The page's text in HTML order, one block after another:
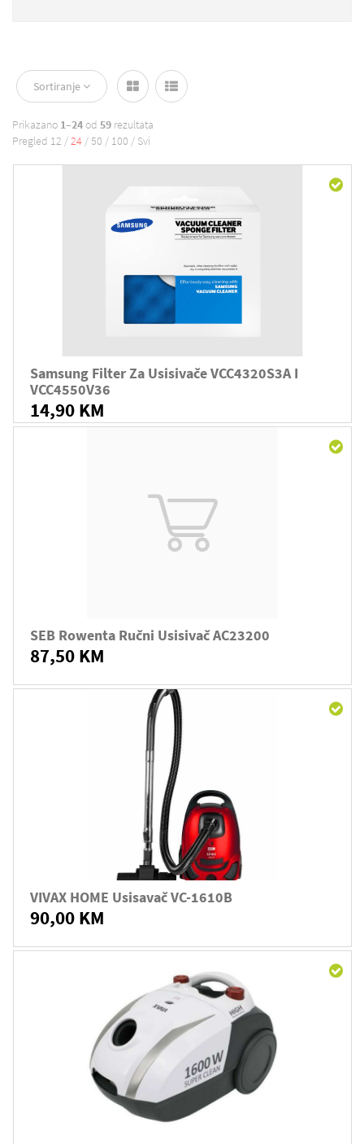
Sortiranje
Prikazano 1–24 od 59 rezultata
Pregled 12 /24 /50 / 100 / Svi
Samsung Filter Za Usisivače VCC4320S3A I
VCC4550V36
14,90 KM
SEB Rowenta Ručni Usisivač AC23200
87,50 KM
VIVAX HOME Usisavač VC-1610B
90,00 KM